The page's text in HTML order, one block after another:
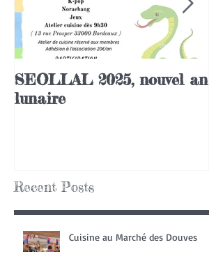
SEOLLAL 2025, nouvel an
lunaire
Recent Posts
Cuisine au Marché des Douves